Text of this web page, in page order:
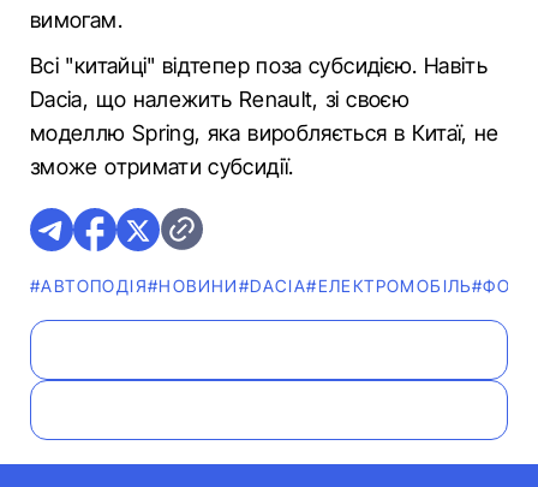
вимогам.
Всі "китайці" відтепер поза субсидією. Навіть
Dacia, що належить Renault, зі своєю
моделлю Spring, яка виробляється в Китаї, не
зможе отримати субсидії.
#АВТОПОДІЯ#НОВИНИ#DACIA#ЕЛЕКТРОМОБІЛЬ#ФОТО